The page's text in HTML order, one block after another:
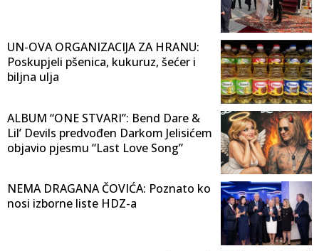
UN-OVA ORGANIZACIJA ZA HRANU:
Poskupjeli pšenica, kukuruz, šećer i
biljna ulja
ALBUM “ONE STVARI”: Bend Dare &
Lil’ Devils predvođen Darkom Jelisićem
objavio pjesmu “Last Love Song”
NEMA DRAGANA ČOVIĆA: Poznato ko
nosi izborne liste HDZ-a